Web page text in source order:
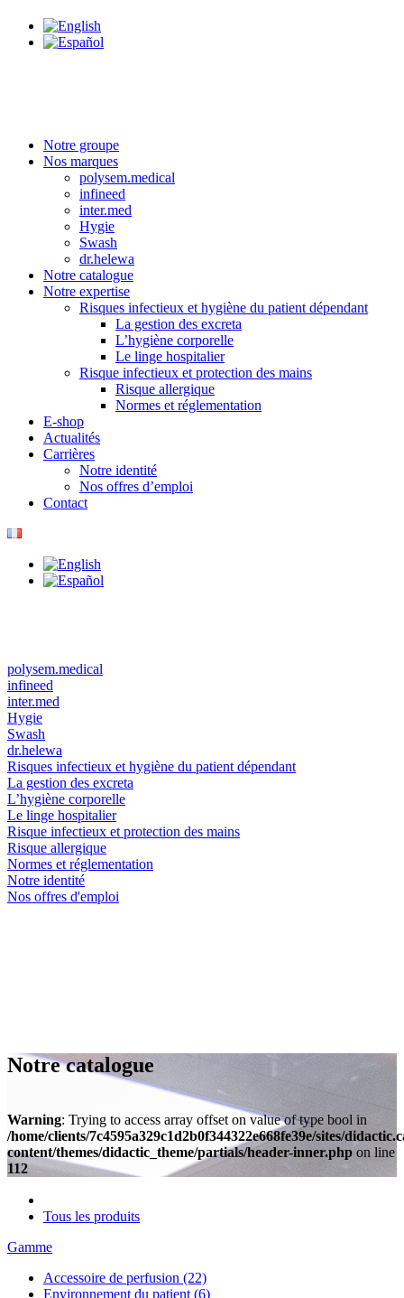
Notre groupe
Nos marques
polysem.medical
infineed
inter.med
Hygie
Swash
dr.helewa
Notre catalogue
Notre expertise
Risques infectieux et hygiène du patient dépendant
La gestion des excreta
L’hygiène corporelle
Le linge hospitalier
Risque infectieux et protection des mains
Risque allergique
Normes et réglementation
E-shop
Actualités
Carrières
Notre identité
Nos offres d’emploi
Contact
polysem.medical
infineed
inter.med
Hygie
Swash
dr.helewa
Risques infectieux et hygiène du patient dépendant
La gestion des excreta
L’hygiène corporelle
Le linge hospitalier
Risque infectieux et protection des mains
Risque allergique
Normes et réglementation
Notre identité
Nos offres d'emploi
Notre catalogue
Warning: Trying to access array offset on value of type bool in
/home/clients/7c4595a329c1d2b0f344322e668fe39e/sites/
content/themes/didactic_theme/partials/header-inner.php on line
112
Tous les produits
Gamme
Accessoire de perfusion (22)
Environnement du patient (6)